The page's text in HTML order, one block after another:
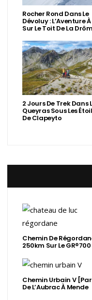
Rocher Rond Dans Le
Dévoluy : L’Aventure
Sur Le Toit De La
2 Jours De Trek Dans
Queyras Sous Les
De Clapeyto
Chemin De
250km Sur Le GR®700
Chemin Urbain V
De L’Aubrac À Mende